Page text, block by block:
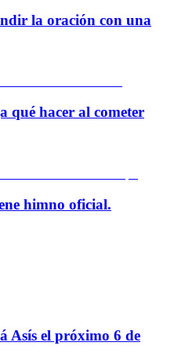
la oración con una
qué hacer al cometer
himno oficial.
Asís el próximo 6 de